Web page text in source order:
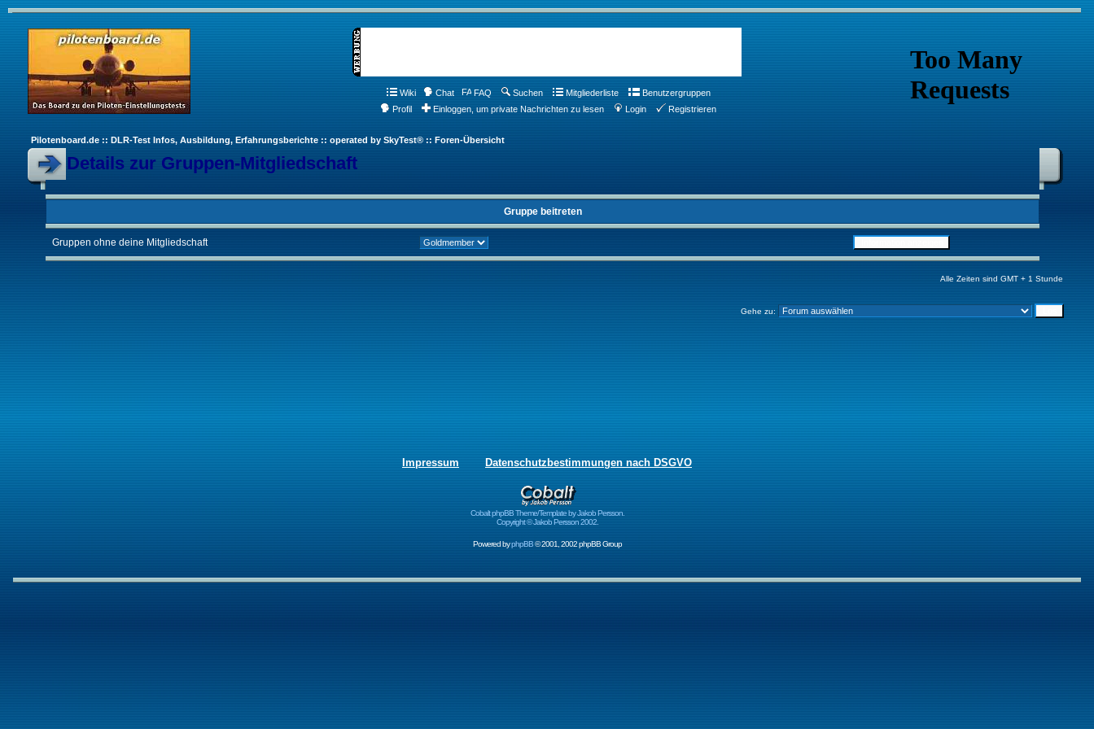
Wiki Chat FAQ Suchen Mitgliederliste
Benutzergruppen
Profil
Einloggen, um private Nachrichten zu lesen Login Registrieren
Pilotenboard.de :: DLR-Test Infos, Ausbildung, Erfahrungsberichte :: operated by SkyTest® :: Foren-Übersicht
Details zur Gruppen-Mitgliedschaft
Gruppe beitreten
Gruppen ohne deine Mitgliedschaft
Alle Zeiten sind GMT + 1 Stunde
Gehe zu:
Impressum Datenschutzbestimmungen nach DSGVO
Cobalt phpBB Theme/Template by Jakob Persson.
Copyright © Jakob Persson 2002.
Powered byphpBB© 2001, 2002 phpBB Group